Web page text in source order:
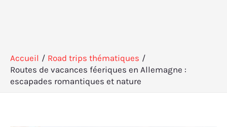
Accueil
Road trips thématiques
Routes de vacances féeriques en Allemagne :
escapades romantiques et nature